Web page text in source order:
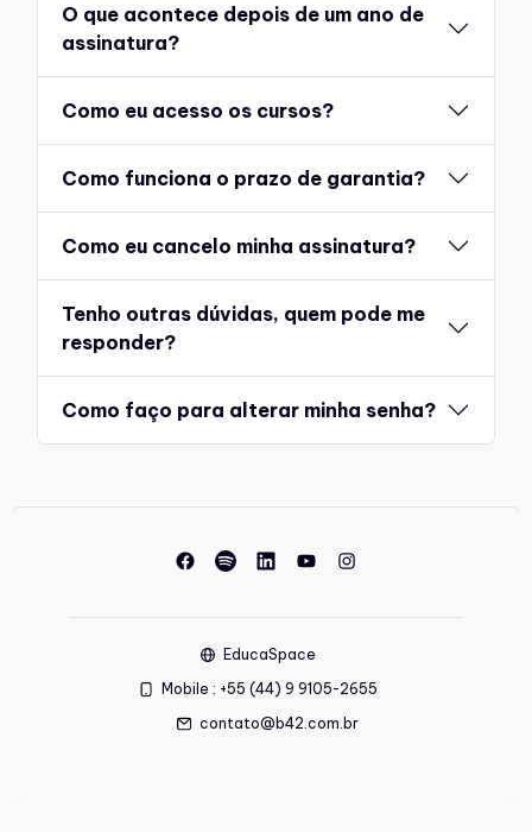
O que acontece depois de um ano de
assinatura?
Como eu acesso os cursos?
Como funciona o prazo de garantia?
Como eu cancelo minha assinatura?
Tenho outras dúvidas, quem pode me
responder?
Como faço para alterar minha senha?
EducaSpace
Mobile : +55 (44) 9 9105-2655
contato@b42.com.br